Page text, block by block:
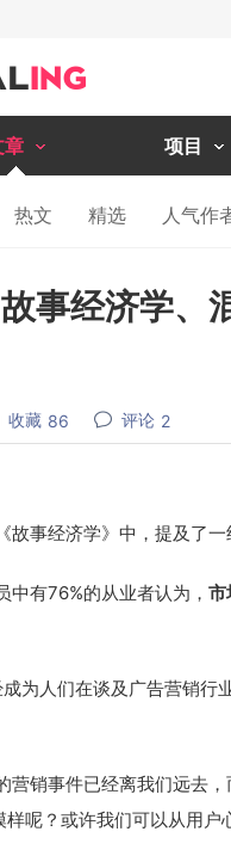
章 项目
热文 精选 人气作
事经济学
收藏 86 评论 2
故事经济学》中，提及了
中有76%的从业者认为， 市
为人们在谈及广告营销
营销事件已经离我们远去
呢？或许我们可以从用户